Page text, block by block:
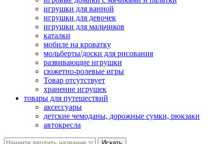
игрушки для ванной
игрушки для девочек
игрушки для мальчиков
каталки
мобиле на кроватку
мольберты/доски для рисования
развивающие игрушки
сюжетно-ролевые игры
Товар отсутствует
хранение игрушек
товары для путешествий
аксессуары
детские чемоданы, дорожные сумки, рюкзаки
автокресла